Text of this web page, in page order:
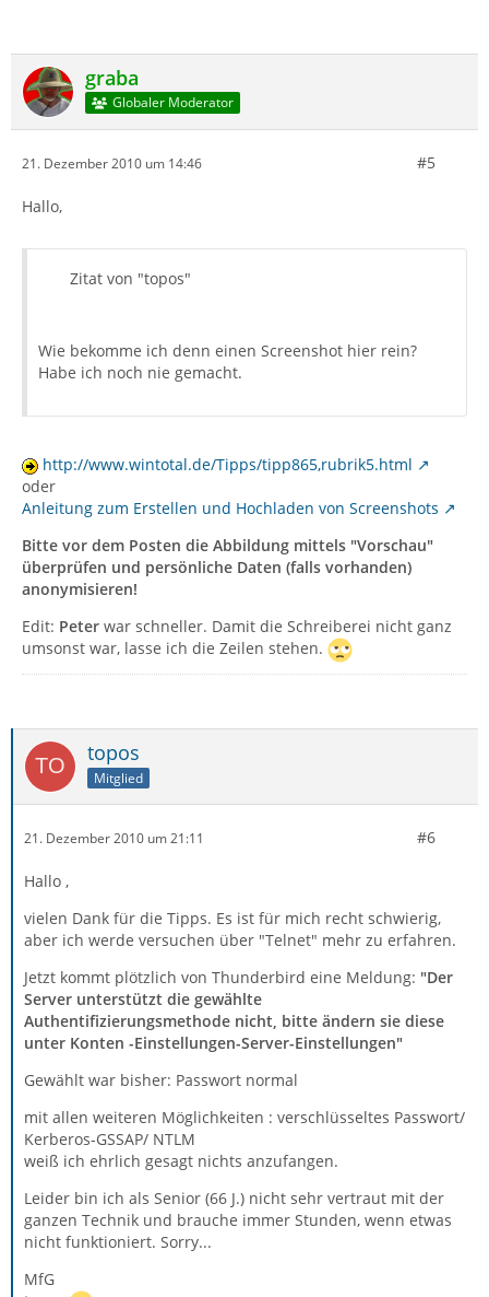
graba
Globaler Moderator
21. Dezember 2010 um 14:46 #5
Hallo,
Zitat von "topos"
Wie bekomme ich denn einen Screenshot hier rein?
Habe ich noch nie gemacht.
http://www.wintotal.de/Tipps/tipp865,rubrik5.html
oder
Anleitung zum Erstellen und Hochladen von Screenshots
Bitte vor dem Posten die Abbildung mittels "Vorschau"
überprüfen und persönliche Daten (falls vorhanden)
anonymisieren!
Edit: Peter war schneller. Damit die Schreiberei nicht ganz
umsonst war, lasse ich die Zeilen stehen.
topos
Mitglied
21. Dezember 2010 um 21:11 #6
Hallo ,
vielen Dank für die Tipps. Es ist für mich recht schwierig,
aber ich werde versuchen über "Telnet" mehr zu erfahren.
Jetzt kommt plötzlich von Thunderbird eine Meldung: "Der
Server unterstützt die gewählte
Authentifizierungsmethode nicht, bitte ändern sie diese
unter Konten -Einstellungen-Server-Einstellungen"
Gewählt war bisher: Passwort normal
mit allen weiteren Möglichkeiten : verschlüsseltes Passwort/
Kerberos-GSSAP/ NTLM
weiß ich ehrlich gesagt nichts anzufangen.
Leider bin ich als Senior (66 J.) nicht sehr vertraut mit der
ganzen Technik und brauche immer Stunden, wenn etwas
nicht funktioniert. Sorry...
MfG